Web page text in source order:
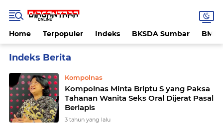
Home Terpopuler Indeks BKSDA Sumbar
Kompolnas
Kompolnas Minta Briptu S yang Paksa
Tahanan Wanita Seks Oral Dijerat Pasal
Berlapis
3 tahun yang lalu